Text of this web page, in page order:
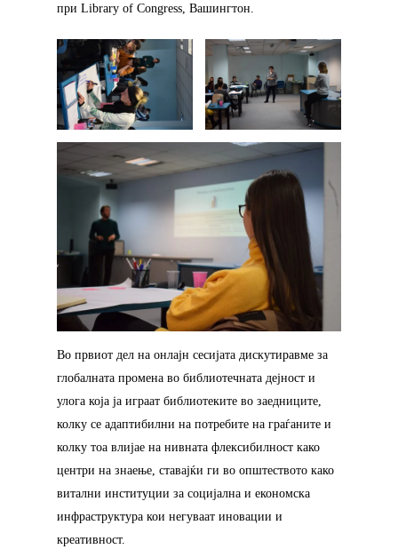
при Library of Congress, Вашингтон.
Во првиот дел на онлајн сесијата дискутиравме за
глобалната промена во библиотечната дејност и
улога која ја играат библиотеките во заедниците,
колку се адаптибилни на потребите на граѓаните и
колку тоа влијае на нивната флексибилност како
центри на знаење, ставајќи ги во општеството како
витални институции за социјална и економска
инфраструктура кои негуваат иновации и
креативност.